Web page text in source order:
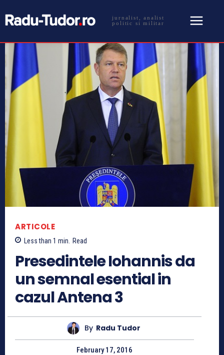
jurnalist, analist
politic si militar
ARTICOLE
Less than 1 min. Read
Presedintele Iohannis da
un semnal esential in
cazul Antena 3
By Radu Tudor
February 17, 2016